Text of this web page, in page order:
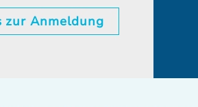
zur Anmeldung